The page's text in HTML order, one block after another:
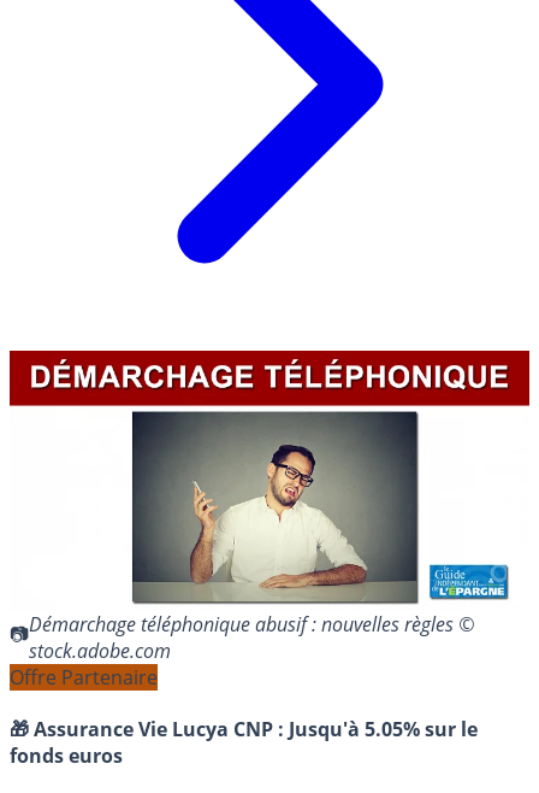
Démarchage téléphonique abusif : nouvelles règles ©
stock.adobe.com
Offre Partenaire
🎁 Assurance Vie Lucya CNP : Jusqu'à 5.05% sur le
fonds euros